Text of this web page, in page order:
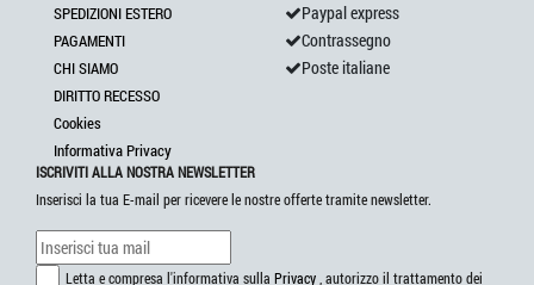
SPEDIZIONI ESTERO
PAGAMENTI
CHI SIAMO
DIRITTO RECESSO
Cookies
Informativa Privacy
Paypal express
Contrassegno
Poste italiane
ISCRIVITI ALLA NOSTRA NEWSLETTER
Inserisci la tua E-mail per ricevere le nostre offerte tramite newsletter.
Letta e compresa l'informativa sulla Privacy , autorizzo il trattamento dei